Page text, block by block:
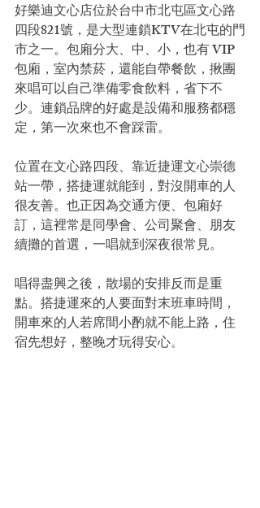
好樂迪文心店位於台中市北屯區文心路
四段821號，是大型連鎖KTV在北屯的門
市之一。包廂分大、中、小，也有 VIP
包廂，室內禁菸，還能自帶餐飲，揪團
來唱可以自己準備零食飲料，省下不
少。連鎖品牌的好處是設備和服務都穩
定，第一次來也不會踩雷。
位置在文心路四段、靠近捷運文心崇德
站一帶，搭捷運就能到，對沒開車的人
很友善。也正因為交通方便、包廂好
訂，這裡常是同學會、公司聚會、朋友
續攤的首選，一唱就到深夜很常見。
唱得盡興之後，散場的安排反而是重
點。搭捷運來的人要面對末班車時間，
開車來的人若席間小酌就不能上路，住
宿先想好，整晚才玩得安心。